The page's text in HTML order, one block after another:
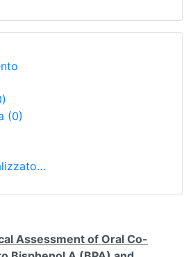
(0)
Assessment of Oral Co-